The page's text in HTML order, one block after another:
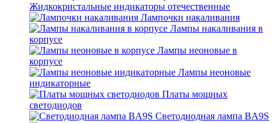
Жидкокристальные индикаторы отечественные
Лампочки накаливания
Лампы накаливания в
корпусе
Лампы неоновые в
корпусе
Лампы неоновые
индикаторные
Платы мощных
светодиодов
Светодиодная лампа BA9S